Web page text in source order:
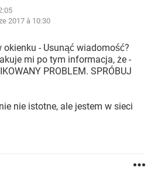
WHATSAPP
FACEBOOK
WHATSAPP
NETFLIX
2017 à 10:30
- Usunąć wiadomość?
mi po tym informacja, że -
PROBLEM. SPRÓBUJ
nie istotne, ale jestem w sieci